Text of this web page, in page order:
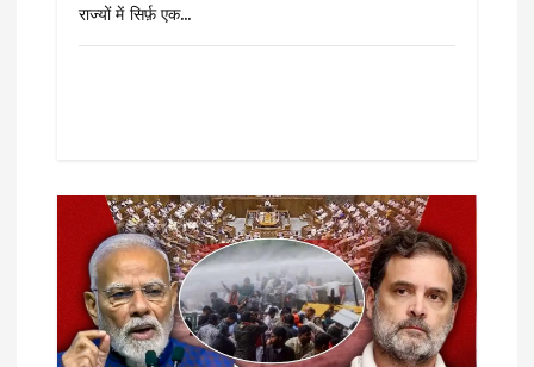
राज्यों में सिर्फ़ एक…